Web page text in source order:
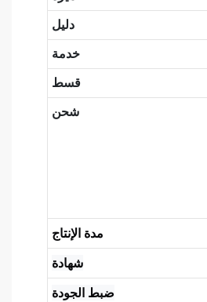
دليل
خدمة
قسط
شحن
مدة الإنتاج
شهادة
ضبط الجودة